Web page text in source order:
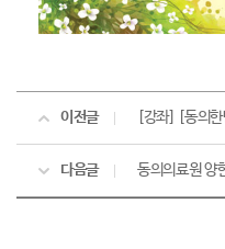
이전글
다음글 동의의료원 양